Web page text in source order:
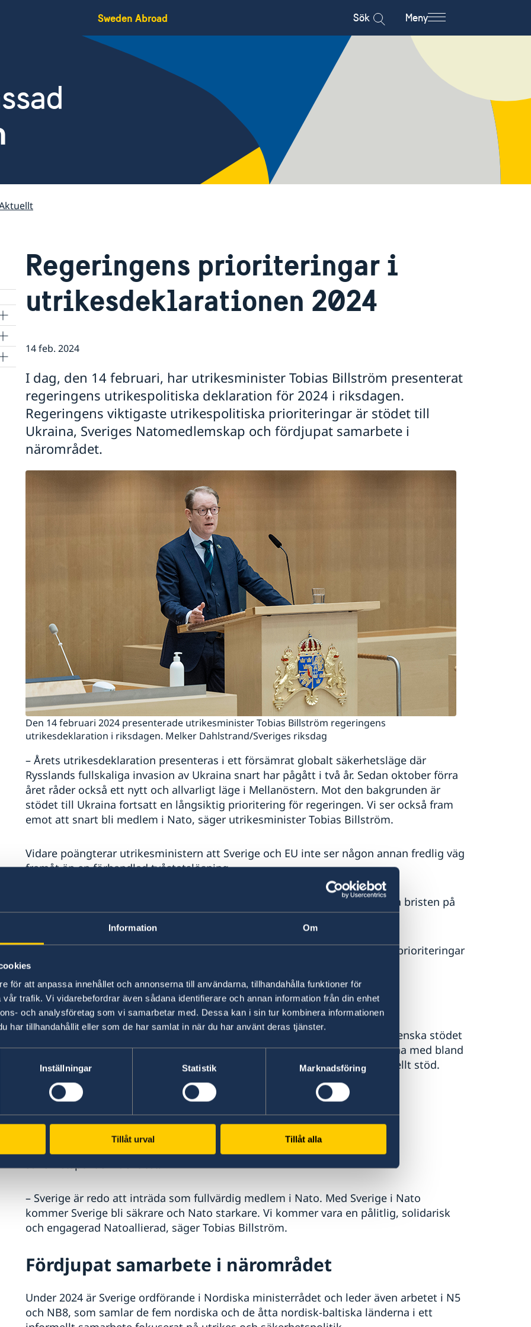
Information Om
för att anpassa innehållet och annonserna till användarna, tillhandahålla funktioner för
trafik. Vi vidarebefordrar även sådana identifierare och annan information från din enhet
och analysföretag som vi samarbetar med. Dessa kan i sin tur kombinera informationen
har tillhandahållit eller som de har samlat in när du har använt deras tjänster.
Inställningar Statistik Marknadsföring
Tillåt urval Tillåt alla
Sweden Abroad Sök Meny
Regeringens prioriteringar i
utrikesdeklarationen 2024
14 feb. 2024
I dag, den 14 februari, har utrikesminister Tobias Billström presenterat
regeringens utrikespolitiska deklaration för 2024 i riksdagen.
Regeringens viktigaste utrikespolitiska prioriteringar är stödet till
Ukraina, Sveriges Natomedlemskap och fördjupat samarbete i
närområdet.
Den 14 februari 2024 presenterade utrikesminister Tobias Billström regeringens
utrikesdeklaration i riksdagen. Melker Dahlstrand/Sveriges riksdag
– Årets utrikesdeklaration presenteras i ett försämrat globalt säkerhetsläge där
Rysslands fullskaliga invasion av Ukraina snart har pågått i två år. Sedan oktober förra
året råder också ett nytt och allvarligt läge i Mellanöstern. Mot den bakgrunden är
stödet till Ukraina fortsatt en långsiktig prioritering för regeringen. Vi ser också fram
emot att snart bli medlem i Nato, säger utrikesminister Tobias Billström.
Vidare poängterar utrikesministern att Sverige och EU inte ser någon annan fredlig väg
framåt än en förhandlad tvåstatslösning.
– Bosättarvåldet måste stoppas och den palestinska myndigheten åtgärda bristen på
demokratisk legitimitet, säger Tobias Billström.
Utrikesdeklarationen sammanfattar regeringens utrikespolitiska mål och prioriteringar
för året.
Fortsatt starkt stöd till Ukraina
Sedan Rysslands storskaliga invasion av Ukraina i februari 2022 har det svenska stödet
till Ukraina uppgått till cirka 30 miljarder kronor. Sverige har försett Ukraina med bland
annat militärt stöd, avancerade vapensystem, och humanitärt och finansiellt stöd.
Sverige stödjer också Ukrainas EU-närmande.
Sveriges medlemskap i Nato
Det kommande medlemskapet i Nato innebär en ny svensk utrikes- och
säkerhetspolitisk identitet.
– Sverige är redo att inträda som fullvärdig medlem i Nato. Med Sverige i Nato
kommer Sverige bli säkrare och Nato starkare. Vi kommer vara en pålitlig, solidarisk
och engagerad Natoallierad, säger Tobias Billström.
Fördjupat samarbete i närområdet
Under 2024 är Sverige ordförande i Nordiska ministerrådet och leder även arbetet i N5
och NB8, som samlar de fem nordiska och de åtta nordisk-baltiska länderna i ett